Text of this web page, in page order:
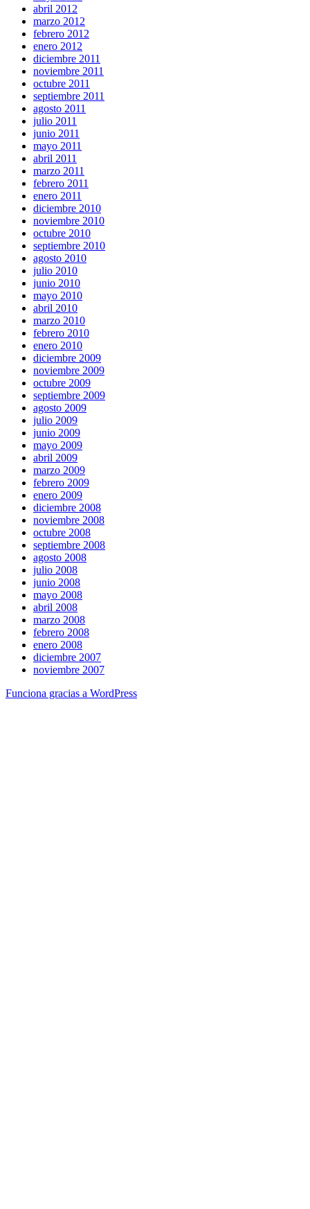
abril 2012
marzo 2012
febrero 2012
enero 2012
diciembre 2011
noviembre 2011
octubre 2011
septiembre 2011
agosto 2011
julio 2011
junio 2011
mayo 2011
abril 2011
marzo 2011
febrero 2011
enero 2011
diciembre 2010
noviembre 2010
octubre 2010
septiembre 2010
agosto 2010
julio 2010
junio 2010
mayo 2010
abril 2010
marzo 2010
febrero 2010
enero 2010
diciembre 2009
noviembre 2009
octubre 2009
septiembre 2009
agosto 2009
julio 2009
junio 2009
mayo 2009
abril 2009
marzo 2009
febrero 2009
enero 2009
diciembre 2008
noviembre 2008
octubre 2008
septiembre 2008
agosto 2008
julio 2008
junio 2008
mayo 2008
abril 2008
marzo 2008
febrero 2008
enero 2008
diciembre 2007
noviembre 2007
Funciona gracias a WordPress